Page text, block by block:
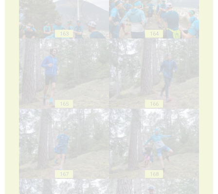
163 164
165 166
167 168